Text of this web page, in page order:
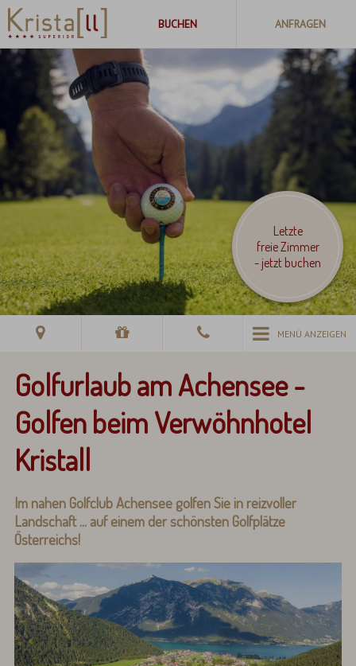
Letzte
freie Zimmer
- jetzt buchen
MENÜ ANZEIGEN
Golfurlaub am Achensee -
Golfen beim Verwöhnhotel
Kristall
Im nahen Golfclub Achensee golfen Sie in reizvoller
Landschaft ... auf einem der schönsten Golfplätze
Österreichs!